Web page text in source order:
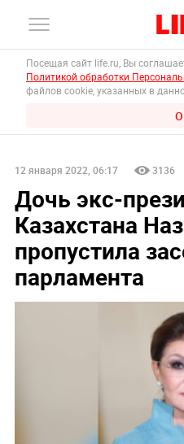
Посещая сайт life.ru, Вы
Политикой обработки
файлов cookie, указанных в
12 января 2022, 06:17 3136
Дочь экс-
Казахстана
пропустила
парламента